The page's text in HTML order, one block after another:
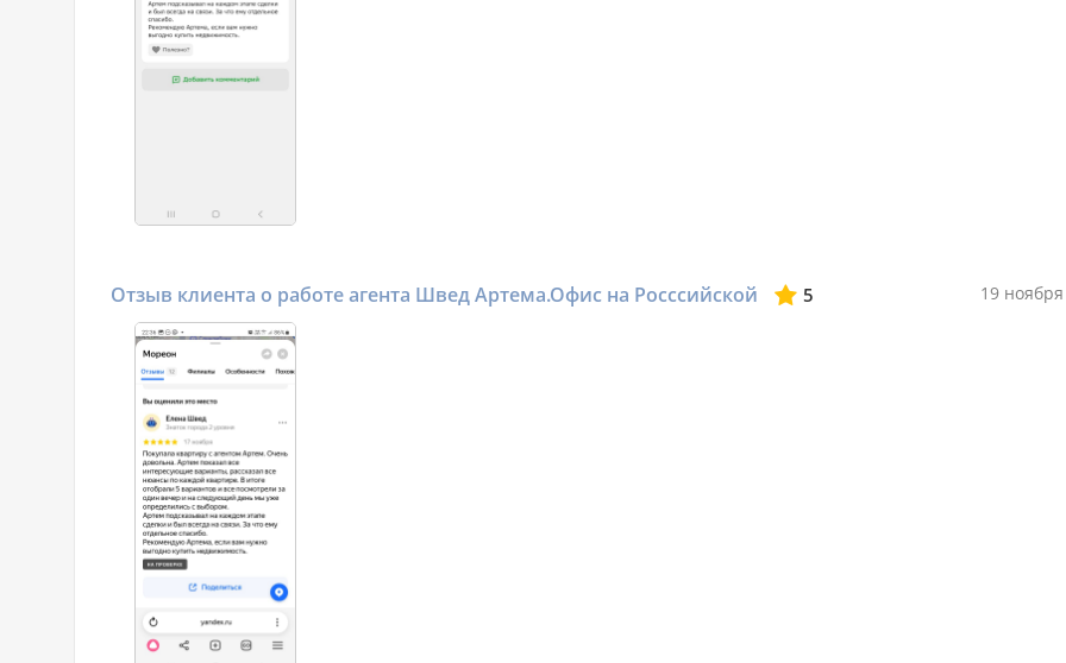
Отзыв клиента о работе агента Швед Артема.Офис на Росссийской 5 19